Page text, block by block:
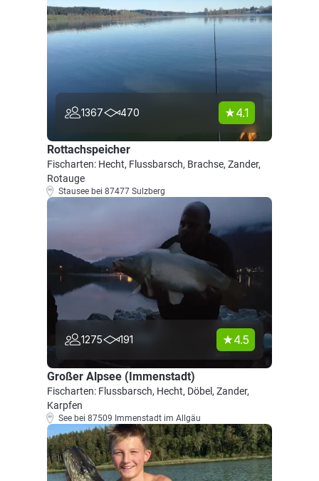
1367 470 4.1
Rottachspeicher
Fischarten: Hecht, Flussbarsch, Brachse, Zander,
Rotauge
Stausee bei 87477 Sulzberg
1275 191 4.5
Großer Alpsee (Immenstadt)
Fischarten: Flussbarsch, Hecht, Döbel, Zander,
Karpfen
See bei 87509 Immenstadt im Allgäu